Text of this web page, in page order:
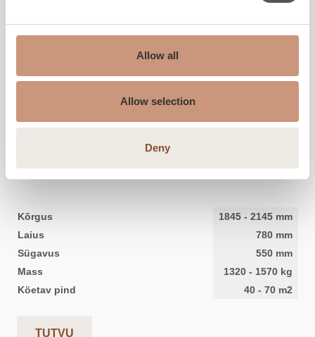
Allow all
Allow selection
Deny
Salvo S
Kõrgus 1845 - 2145 mm
Laius
780 mm
Sügavus
550 mm
Mass
1320 - 1570 kg
Köetav pind
40 - 70 m2
TUTVU